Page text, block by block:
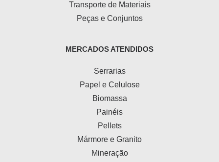
Transporte de Materiais
Peças e Conjuntos
MERCADOS ATENDIDOS
Serrarias
Papel e Celulose
Biomassa
Painéis
Pellets
Mármore e Granito
Mineração